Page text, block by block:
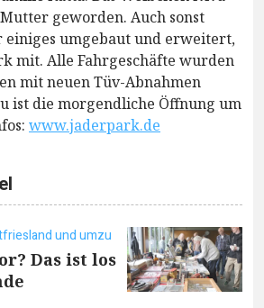
geworden. Auch sonst
umgebaut und erweitert,
mit. Alle Fahrgeschäfte wurden
mit neuen Tüv-Abnahmen
ist die morgendliche Öffnung um
www.jaderpark.de
und umzu
Das ist los